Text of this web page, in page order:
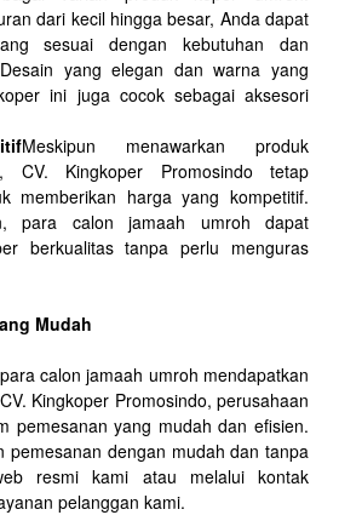
dari kecil hingga besar, Anda dapat
sesuai dengan kebutuhan dan
yang elegan dan warna yang
ini juga cocok sebagai aksesori
Meskipun menawarkan produk
CV. Kingkoper Promosindo tetap
memberikan harga yang kompetitif.
para calon jamaah umroh dapat
berkualitas tanpa perlu menguras
Mudah
calon jamaah umroh mendapatkan
Kingkoper Promosindo, perusahaan
pemesanan yang mudah dan efisien.
pemesanan dengan mudah dan tanpa
resmi kami atau melalui kontak
pelanggan kami.